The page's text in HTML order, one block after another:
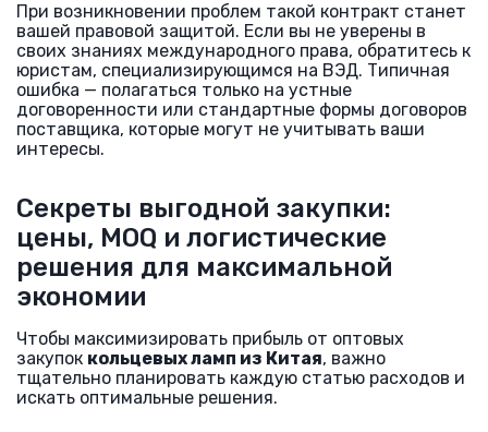
При возникновении проблем такой контракт станет
вашей правовой защитой. Если вы не уверены в
своих знаниях международного права, обратитесь к
юристам, специализирующимся на ВЭД. Типичная
ошибка — полагаться только на устные
договоренности или стандартные формы договоров
поставщика, которые могут не учитывать ваши
интересы.
Секреты выгодной закупки:
цены, MOQ и логистические
решения для максимальной
экономии
Чтобы максимизировать прибыль от оптовых
закупок кольцевых ламп из Китая, важно
тщательно планировать каждую статью расходов и
искать оптимальные решения.